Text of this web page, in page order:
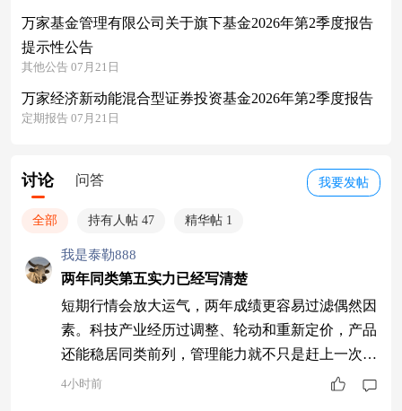
万家基金管理有限公司关于旗下基金2026年第2季度报告
提示性公告
其他公告 07月21日
万家经济新动能混合型证券投资基金2026年第2季度报告
定期报告 07月21日
我要发帖
讨论 问答
全部 持有人帖 47 精华帖 1
我是泰勒888
两年同类第五实力已经写清楚
短期行情会放大运气，两年成绩更容易过滤偶然因
素。科技产业经历过调整、轮动和重新定价，产品
还能稳居同类前列，管理能力就不只是赶上一次风
口。红土创新新科技股票A(006265)近两年收益31
4小时前